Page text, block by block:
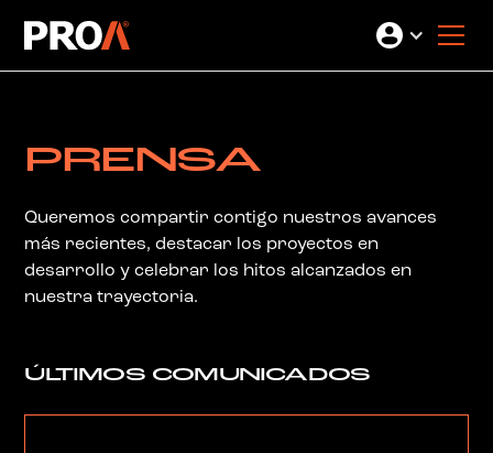
PRENSA
Queremos compartir contigo nuestros avances
más recientes, destacar los proyectos en
desarrollo y celebrar los hitos alcanzados en
nuestra trayectoria.
ÚLTIMOS COMUNICADOS